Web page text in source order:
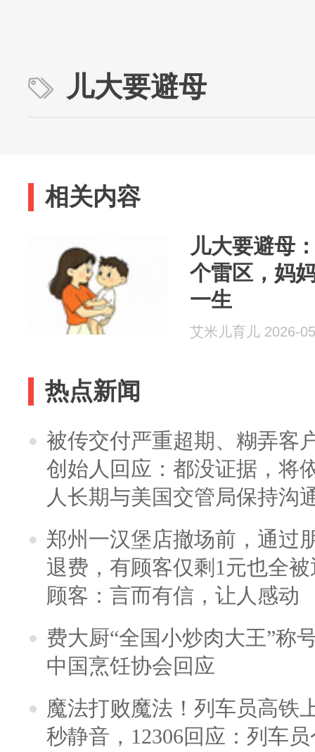
儿大要避母
相关内容
儿大要避母
个雷区，妈
一生
艾米儿育儿 2026-
热点新闻
被传交付严重超期、糊弄客
创始人回应：都没证据，将
人长期与美国交管局保持沟
郑州一汉堡店撤场前，通过
退费，有顾客仅剩1元也全
顾客：言而有信，让人感动
费大厨“全国小炒肉大王”称
中国烹饪协会回应
魔法打败魔法！列车员高铁
秒静音，12306回应：列车